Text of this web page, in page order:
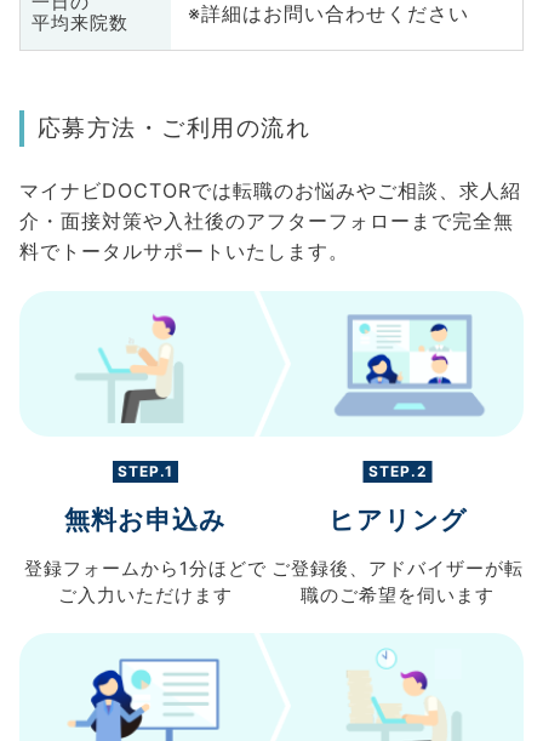
平均来院数
※詳細はお問い合わせください
応募方法・ご利用の流れ
マイナビDOCTORでは転職のお悩みやご相談、求人紹
介・面接対策や入社後のアフターフォローまで完全無
料でトータルサポートいたします。
STEP.1
無料お申込み
登録フォームから 1分ほどで
ご入力 いただけます
STEP.2
ヒアリング
ご登録後、 アドバイザーが転
職のご希望を伺います